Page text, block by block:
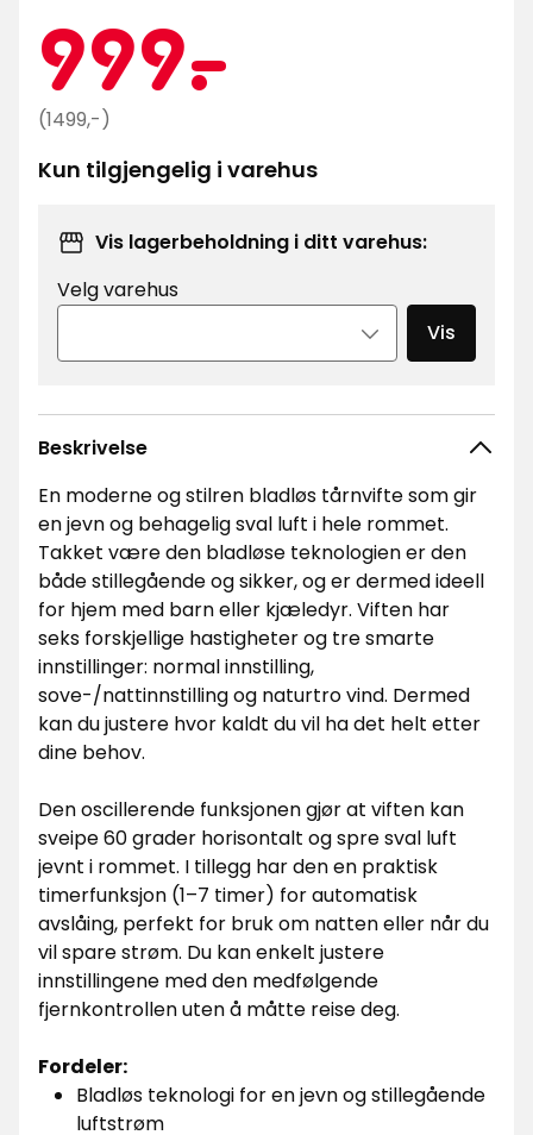
999-
.
kr
Opprinnelig
1499
(1499,-)
Kun tilgjengelig i varehus
Vis lagerbeholdning i ditt varehus:
Velg varehus
Vis
Beskrivelse
En moderne og stilren bladløs tårnvifte som gir
en jevn og behagelig sval luft i hele rommet.
Takket være den bladløse teknologien er den
både stillegående og sikker, og er dermed ideell
for hjem med barn eller kjæledyr. Viften har
seks forskjellige hastigheter og tre smarte
innstillinger: normal innstilling,
sove-/nattinnstilling og naturtro vind. Dermed
kan du justere hvor kaldt du vil ha det helt etter
dine behov.
Den oscillerende funksjonen gjør at viften kan
sveipe 60 grader horisontalt og spre sval luft
jevnt i rommet. I tillegg har den en praktisk
timerfunksjon (1–7 timer) for automatisk
avslåing, perfekt for bruk om natten eller når du
vil spare strøm. Du kan enkelt justere
innstillingene med den medfølgende
fjernkontrollen uten å måtte reise deg.
Fordeler:
Bladløs teknologi for en jevn og stillegående
luftstrøm